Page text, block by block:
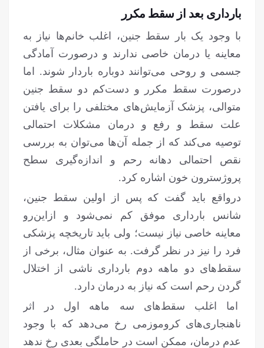
بارداری بعد از سقط مکرر
با وجود یک بار سقط جنین، اغلب خانم‌ها نیاز به
معاینه یا درمان خاصی ندارند و درصورت آمادگی
جسمی و روحی می‌توانند دوباره باردار شوند. اما
درصورت سقط مکرر و دست‌کم دو سقط جنین
متوالی، پزشک آزمایش‌های مختلفی را برای یافتن
علت سقط و رفع و درمان مشکلات احتمالی
توصیه می‌کند که از جمله آن‌ها می‌توان به بررسی
نقص احتمالی دهانه رحم و اندازه‌گیری سطح
پروژسترون خون اشاره کرد.
درواقع باید گفت که پس از اولین سقط جنین،
شانس بارداری موفق کم نمی‌شود و ازاین‌رو
معاینه خاصی نیاز نیست؛ ولی باید تاریخچه پزشکی
فرد را نیز در نظر گرفت. به عنوان مثال، برخی از
سقط‌های دو ماهه دوم بارداری ناشی از اختلال
گردن رحم است که نیاز به درمان دارد.
اما اغلب سقط‌های سه ماهه اول در اثر
ناهنجاری‌های کروموزمی رخ می‌دهد که با وجود
عدم درمان، ممکن است در حاملگی بعدی رخ ندهد